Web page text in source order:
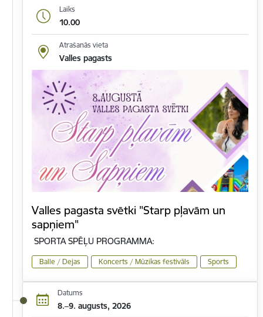
Laiks
10.00
Atrašanās vieta
Valles pagasts
Valles pagasta svētki "Starp pļavām un
sapņiem"
SPORTA SPĒĻU PROGRAMMA:
Balle / Dejas Koncerts / Mūzikas festivāls Sports
Datums
8.–9. augusts, 2026